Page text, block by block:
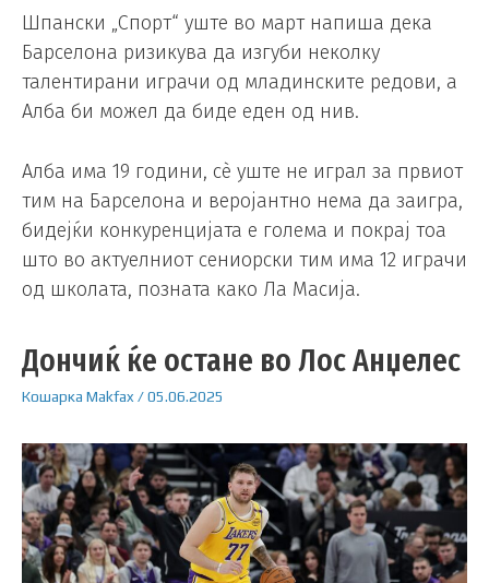
Шпански „Спорт“ уште во март напиша дека
Барселона ризикува да изгуби неколку
талентирани играчи од младинските редови, а
Алба би можел да биде еден од нив.
Алба има 19 години, сè уште не играл за првиот
тим на Барселона и веројантно нема да заигра,
бидејќи конкуренцијата е голема и покрај тоа
што во актуелниот сениорски тим има 12 играчи
од школата, позната како Ла Масија.
Дончиќ ќе остане во Лос Анџелес
Кошарка Makfax/05.06.2025